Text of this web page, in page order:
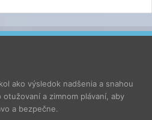
ako výsledok nadšenia a snahou
a zimnom plávaní, aby
a bezpečne.